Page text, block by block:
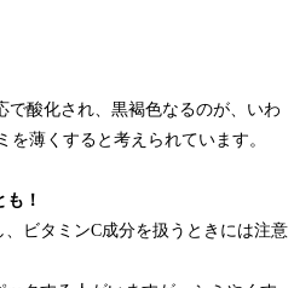
で酸化され、黒褐色なるのが、いわ
薄くすると考えられています。
！
ビタミンC成分を扱うときには注意